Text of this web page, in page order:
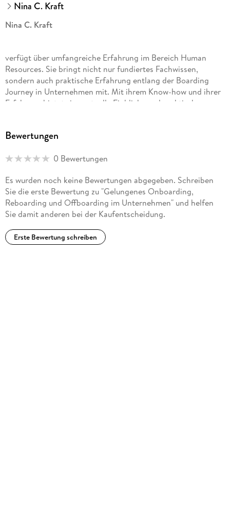
Nina C. Kraft
Nina C. Kraft
verfügt über umfangreiche Erfahrung im Bereich Human
Resources. Sie bringt nicht nur fundiertes Fachwissen,
sondern auch praktische Erfahrung entlang der Boarding
Journey in Unternehmen mit. Mit ihrem Know-how und ihrer
Erfahrung bietet sie wertvolle Einblicke und praktische
machen.
Bewertungen
0 Bewertungen
Es wurden noch keine Bewertungen abgegeben. Schreiben
Sie die erste Bewertung zu "Gelungenes Onboarding,
Reboarding und Offboarding im Unternehmen" und helfen
Sie damit anderen bei der Kaufentscheidung.
Erste Bewertung schreiben